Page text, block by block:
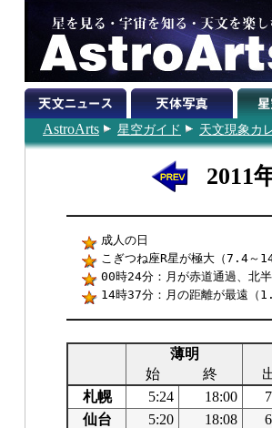
AstroArts 星空ガイド 天文現象カ
2011
成人の日
こぎつね座R星が極大（7.4～
00時24分：月が赤道通過、北
14時37分：月の距離が最遠
薄明
始
終
札幌
5:24 18:00
仙台
5:20 18:08